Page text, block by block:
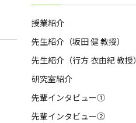
授業紹介
先生紹介（坂田 健 教授）
先生紹介（行方 衣由紀 教授）
研究室紹介
先輩インタビュー①
先輩インタビュー②